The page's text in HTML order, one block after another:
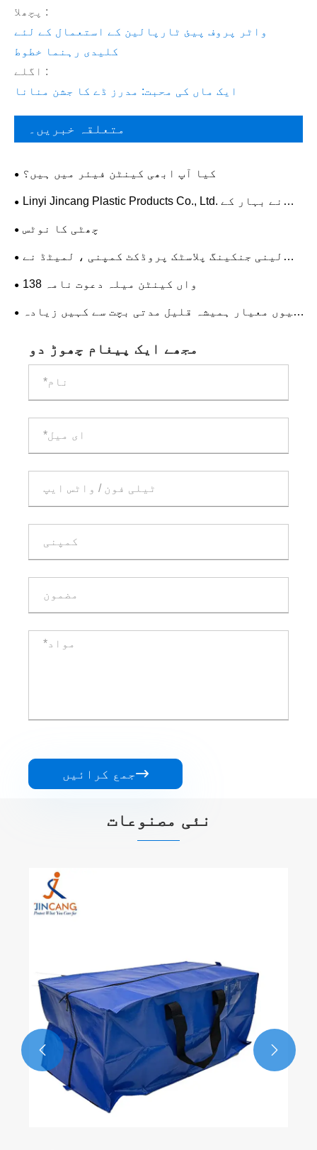
پچھلا :
واٹر پروف پیئ ٹارپالین کے استعمال کے لئے
کلیدی رہنما خطوط
اگلے :
ایک ماں کی محبت: مدرز ڈے کا جشن منانا
متعلقہ خبریں۔
کیا آپ ابھی کینٹن فیئر میں ہیں؟
Linyi Jincang Plastic Products Co., Ltd. نے بہار کے
چھٹی کا نوٹس
لینی جنکینگ پلاسٹک پروڈکٹ کمپنی ، لمیٹڈ نے
کرسمس کے دل چسپ سلاموں میں توسیع کی۔
138 واں کینٹن میلہ دعوت نامہ
کیوں معیار ہمیشہ قلیل مدتی بچت سے کہیں زیادہ
مجھے ایک پیغام چھوڑ دو
جمع کرائیں
نئی مصنوعات
نیلے رنگ کے ترپالین پیئ سوئمنگ پول
 